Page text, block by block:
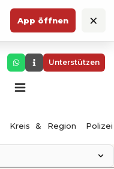
App öffnen ×
Unterstützen
Kreis & Region Polizei